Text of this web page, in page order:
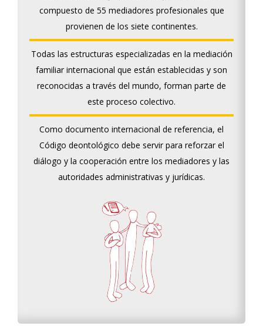
compuesto de 55 mediadores profesionales que
provienen de los siete continentes.
Todas las estructuras especializadas en la mediación
familiar internacional que están establecidas y son
reconocidas a través del mundo, forman parte de
este proceso colectivo.
Como documento internacional de referencia, el
Código deontológico debe servir para reforzar el
diálogo y la cooperación entre los mediadores y las
autoridades administrativas y jurídicas.